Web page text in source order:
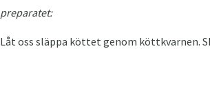
preparatet:
Låt oss släppa köttet genom köttkvarnen.